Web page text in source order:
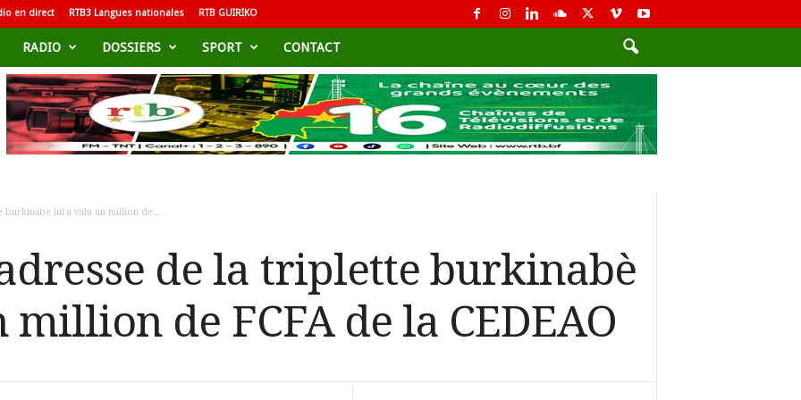
en direct RTB3 Langues nationales RTB GUIRIKO
RADIO DOSSIERS SPORT CONTACT
burkinabè lui a valu un million de...
de la triplette burkinabè
de FCFA de la CEDEAO